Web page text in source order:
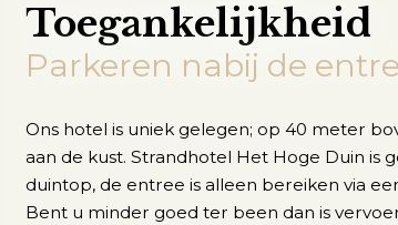
Toegankelijkheid
Parkeren nabij de
Ons hotel is uniek gelegen; op 40 meter
aan de kust. Strandhotel Het Hoge Duin is
duintop, de entree is alleen bereiken via
Bent u minder goed ter been dan is